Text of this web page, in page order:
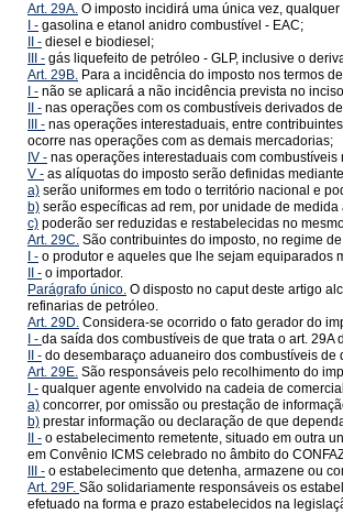
Art. 29A. O imposto incidirá uma única vez,
I - gasolina e etanol anidro combustível - EAC;
II - diesel e biodiesel;
III - gás liquefeito de petróleo - GLP, inclusive o
Art. 29B. Para a incidência do imposto nos termos
I - não se aplicará a não incidência prevista no
II - nas operações com os combustíveis derivados
III - nas operações interestaduais, entre
ocorre nas operações com as demais mercadorias;
IV - nas operações interestaduais com
V - as alíquotas do imposto serão definidas
a) serão uniformes em todo o território nacional e
b) serão específicas ad rem, por unidade de
c) poderão ser reduzidas e restabelecidas no
Art. 29C. São contribuintes do imposto, no regime
I - o produtor e aqueles que lhe sejam equiparados
II - o importador.
Parágrafo único. O disposto no caput deste artigo
refinarias de petróleo.
Art. 29D. Considera-se ocorrido o fato gerador do
I - da saída dos combustíveis de que trata o art.
II - do desembaraço aduaneiro dos combustíveis de
Art. 29E. São responsáveis pelo recolhimento do
I - qualquer agente envolvido na cadeia de
a) concorrer, por omissão ou prestação de
b) prestar informação ou declaração de que
II - o estabelecimento remetente, situado em outra
em Convênio ICMS celebrado no âmbito do
III - o estabelecimento que detenha, armazene ou
Art. 29F. São solidariamente responsáveis os
efetuado na forma e prazo estabelecidos na